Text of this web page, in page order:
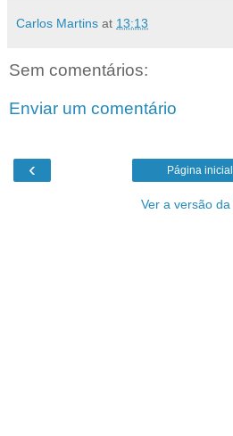
Carlos Martins at 13:13
Sem comentários:
Enviar um comentário
‹ Página inicial
Ver a versão da